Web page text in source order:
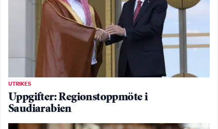
UTRIKES
Uppgifter: Regionstoppmöte i
Saudiarabien